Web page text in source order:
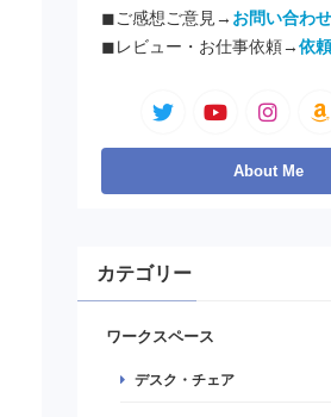
◼︎ご感想ご意見→ お問い合わ
◼︎レビュー・お仕事依頼→ 依
カテゴリー
ワークスペース
デスク・チェア